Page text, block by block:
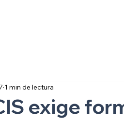
exige
1 min de lectura